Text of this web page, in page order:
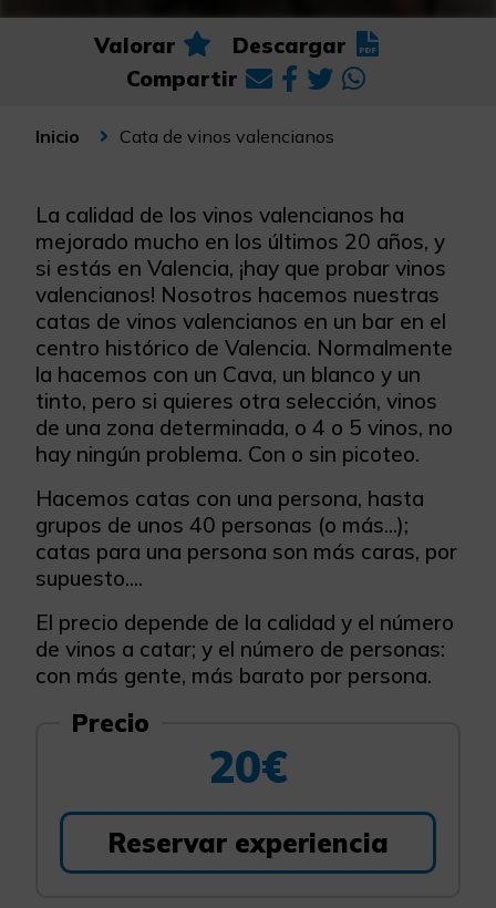
Valorar
Descargar
Compartir
Inicio Cata de vinos valencianos
La calidad de los vinos valencianos ha
mejorado mucho en los últimos 20 años, y
si estás en Valencia, ¡hay que probar vinos
valencianos! Nosotros hacemos nuestras
catas de vinos valencianos en un bar en el
centro histórico de Valencia. Normalmente
la hacemos con un Cava, un blanco y un
tinto, pero si quieres otra selección, vinos
de una zona determinada, o 4 o 5 vinos, no
hay ningún problema. Con o sin picoteo.
Hacemos catas con una persona, hasta
grupos de unos 40 personas (o más...);
catas para una persona son más caras, por
supuesto....
El precio depende de la calidad y el número
de vinos a catar; y el número de personas:
con más gente, más barato por persona.
Precio
20€
Reservar experiencia